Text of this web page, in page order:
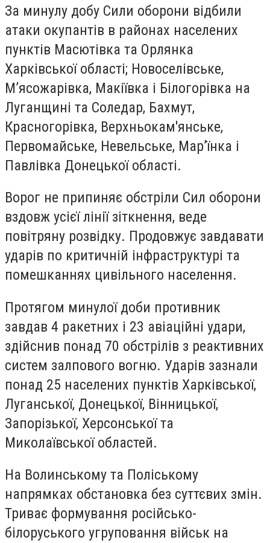
За минулу добу Сили оборони відбили
атаки окупантів в районах населених
пунктів Масютівка та Орлянка
Харківської області; Новоселівське,
М’ясожарівка, Макіївка і Білогорівка на
Луганщині та Соледар, Бахмут,
Красногорівка, Верхньокам'янське,
Первомайське, Невельське, Мар’їнка і
Павлівка Донецької області.
Ворог не припиняє обстріли Сил оборони
вздовж усієї лінії зіткнення, веде
повітряну розвідку. Продовжує завдавати
ударів по критичній інфраструктурі та
помешканнях цивільного населення.
Протягом минулої доби противник
завдав 4 ракетних і 23 авіаційні удари,
здійснив понад 70 обстрілів з реактивних
систем залпового вогню. Ударів зазнали
понад 25 населених пунктів Харківської,
Луганської, Донецької, Вінницької,
Запорізької, Херсонської та
Миколаївської областей.
На Волинському та Поліському
напрямках обстановка без суттєвих змін.
Триває формування російсько-
білоруського угруповання військ на